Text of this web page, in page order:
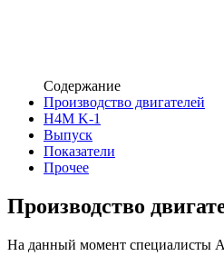
Содержание
Производство двигателей
H4М K-1
Выпуск
Показатели
Прочее
Производство
На данный момент специалисты